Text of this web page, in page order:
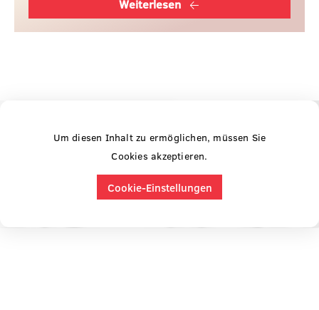
Weiterlesen
Um diesen Inhalt zu ermöglichen, müssen Sie
Cookies akzeptieren.
Cookie-Einstellungen